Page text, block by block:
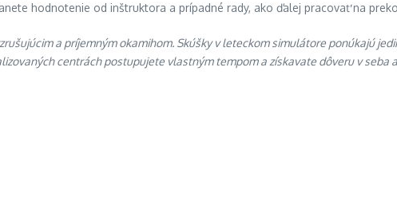
hodnotenie od inštruktora a prípadné rady, ako ďalej pracovať na
a príjemným okamihom. Skúšky v leteckom simulátore ponúkajú
centrách postupujete vlastným tempom a získavate dôveru v seba